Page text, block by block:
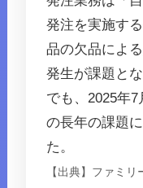
発注を実施す
品の欠品によ
発生が課題と
でも、2025年
の長年の課題
た。
【出典】ファミ